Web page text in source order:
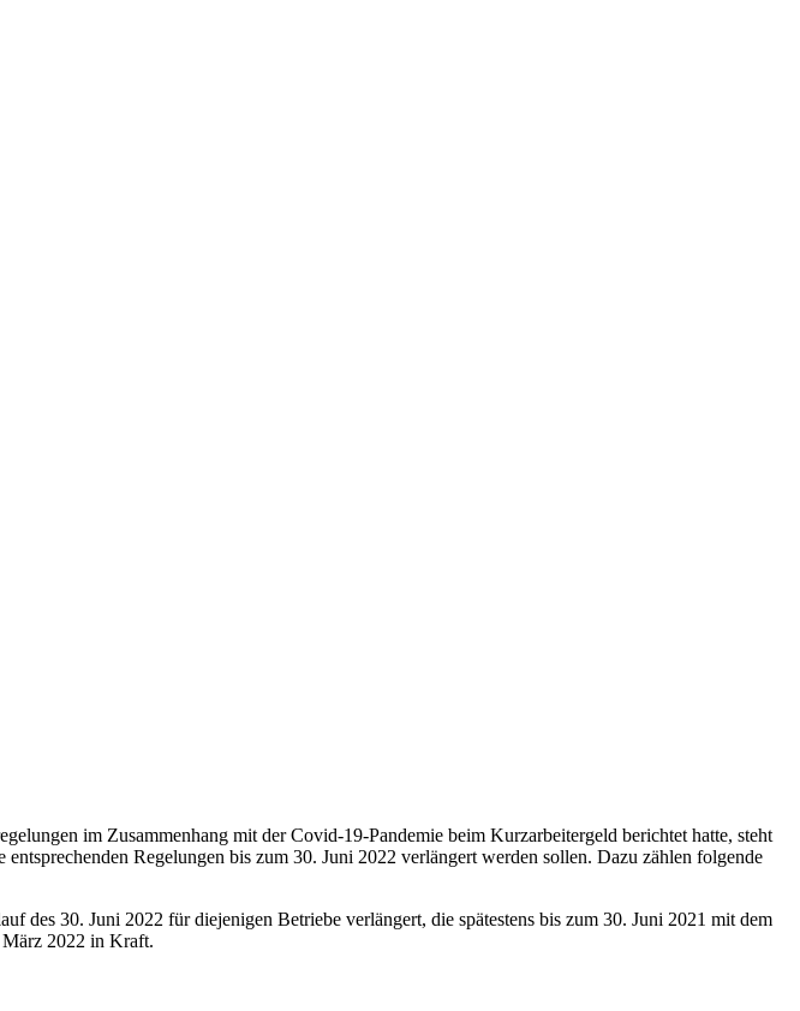
im Zusammenhang mit der Covid-19-Pandemie beim Kurzarbeitergeld berichtet hatte, steht
Regelungen bis zum 30. Juni 2022 verlängert werden sollen. Dazu zählen folgende
des 30. Juni 2022 für diejenigen Betriebe verlängert, die spätestens bis zum 30. Juni 2021 mit dem
2022 in Kraft.